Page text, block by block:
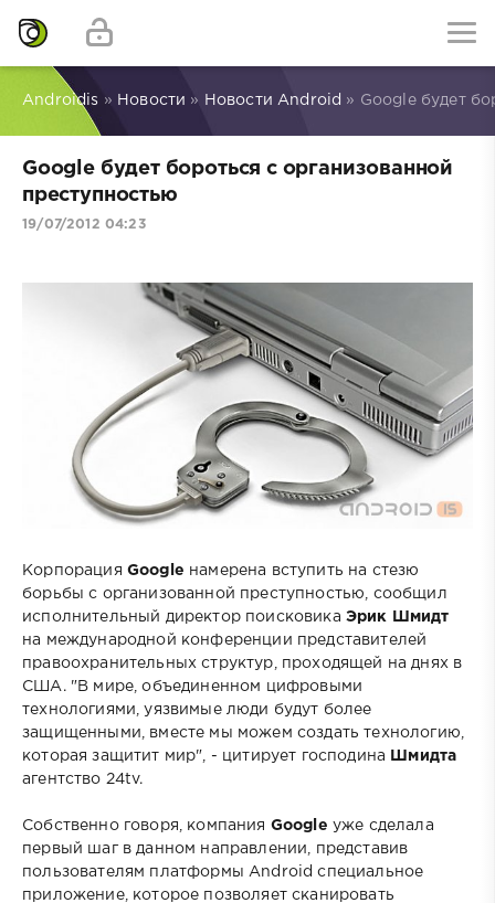
Androidis » Новости » Новости Android » Google будет
Google будет бороться с организованной
преступностью
19/07/2012 04:23
Корпорация Google намерена вступить на стезю
борьбы с организованной преступностью, сообщил
исполнительный директор поисковика Эрик Шмидт
на международной конференции представителей
правоохранительных структур, проходящей на днях в
США. "В мире, объединенном цифровыми
технологиями, уязвимые люди будут более
защищенными, вместе мы можем создать технологию,
которая защитит мир", - цитирует господина
Шмидта
агентство 24tv.
Собственно говоря, компания Google уже сделала
первый шаг в данном направлении, представив
пользователям платформы Android специальное
приложение, которое позволяет сканировать